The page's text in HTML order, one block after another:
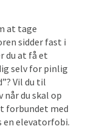
at tage
sidder fast i
du at få et
selv for pinlig
Vil du til
du skal op
forbundet med
en elevatorfobi.